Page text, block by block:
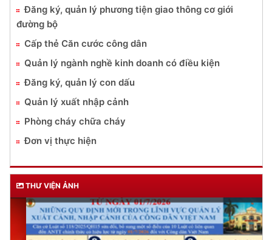
Đăng ký, quản lý phương tiện giao thông cơ giới
đường bộ
Cấp thẻ Căn cước công dân
Quản lý ngành nghề kinh doanh có điều kiện
Đăng ký, quản lý con dấu
Quản lý xuất nhập cảnh
Phòng cháy chữa cháy
Đơn vị thực hiện
THƯ VIỆN ẢNH